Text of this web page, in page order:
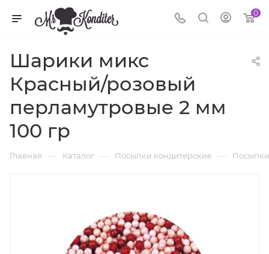
0
Шарики микс
Красный/розовый
перламутровые 2 мм
100 гр
Главная — Каталог — Посыпки кондитерские —